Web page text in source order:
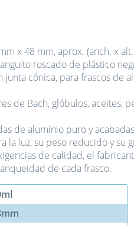
x 48 mm, aprox. (anch. x
roscado de plástico
junta cónica, para frascos de
de Bach, glóbulos, aceites,
de aluminio puro y
la luz, su peso reducido y su
de calidad, el
de cada frasco.